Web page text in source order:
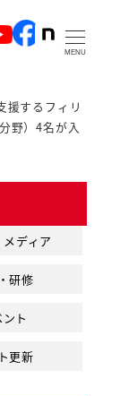
MENU
援するフィリ
野）4名が入
ディア
研修
ト
更新